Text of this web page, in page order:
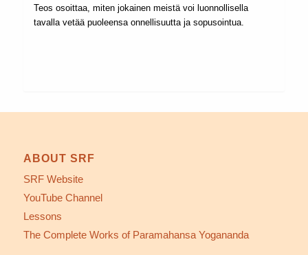
Teos osoittaa, miten jokainen meistä voi luonnollisella
tavalla vetää puoleensa onnellisuutta ja sopusointua.
ABOUT SRF
SRF Website
YouTube Channel
Lessons
The Complete Works of Paramahansa Yogananda